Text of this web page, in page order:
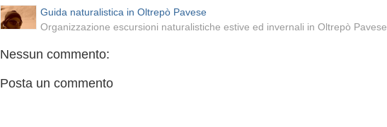
Guida naturalistica in Oltrepò Pavese
Organizzazione escursioni naturalistiche estive ed invernali in Oltrepò Pavese
Nessun commento:
Posta un commento